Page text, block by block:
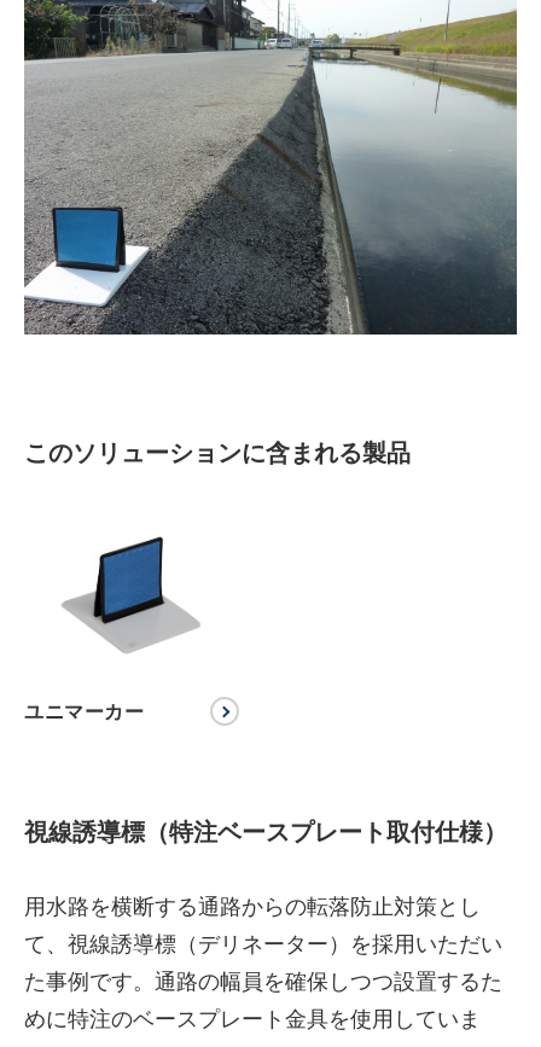
このソリューションに含まれる製品
ユニマーカー
視線誘導標（特注ベースプレート取付仕様）
用水路を横断する通路からの転落防止対策とし
て、視線誘導標（デリネーター）を採用いただい
た事例です。通路の幅員を確保しつつ設置するた
めに特注のベースプレート金具を使用していま